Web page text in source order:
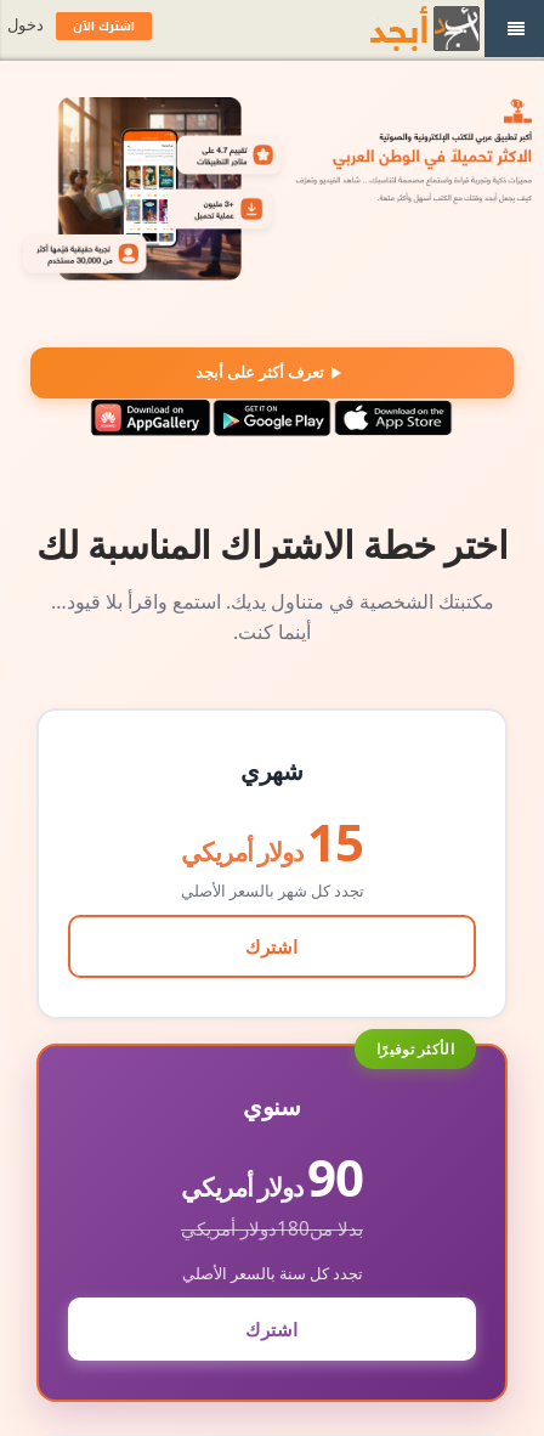
تعرف أكثر على أبجد
اختر خطة الاشتراك المناسبة لك
مكتبتك الشخصية في متناول يديك. استمع واقرأ بلا قيود…
أينما كنت.
شهري
15 دولار أمريكي
تجدد كل شهر بالسعر الأصلي
اشترك
الأكثر توفيرًا
سنوي
90دولار أمريكي
بدلا من180دولار أمريكي
تجدد كل سنة بالسعر الأصلي
اشترك
اشترك الآن دخول